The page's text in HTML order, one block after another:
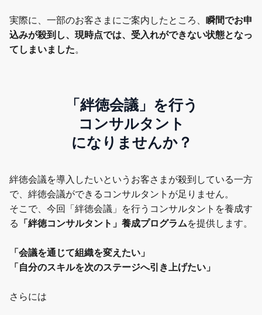
実際に、一部のお客さまにご案内したところ、 瞬間でお申
込みが殺到し、現時点では、受入れができない状態となっ
てしまいました。
「絆徳会議」を行う
コンサルタント
になりませんか？
絆徳会議を導入したいというお客さまが殺到している一方
で、絆徳会議ができるコンサルタントが足りません。
そこで、今回「絆徳会議」を行うコンサルタントを養成す
る 「絆徳コンサルタント」養成プログラムを提供します。
「会議を通じて組織を変えたい」
「自分のスキルを次のステージへ引き上げたい」
さらには